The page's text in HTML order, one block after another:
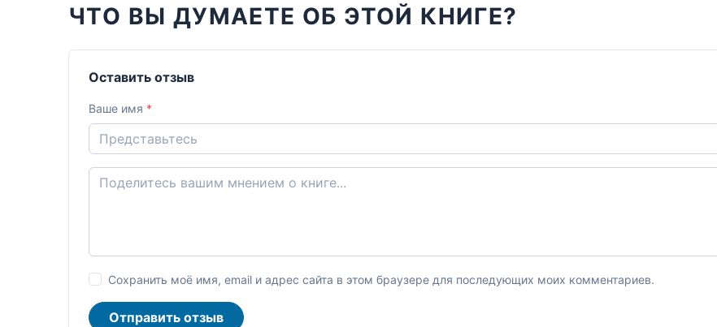
ЧТО ВЫ ДУМАЕТЕ ОБ ЭТОЙ КНИГЕ?
Оставить отзыв
Ваше имя *
Сохранить моё имя, email и адрес сайта в этом браузере для последующих моих комментариев.
Отправить отзыв